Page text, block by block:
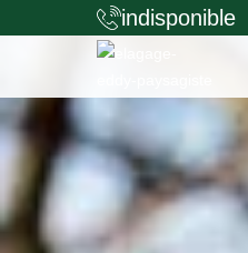
indisponible